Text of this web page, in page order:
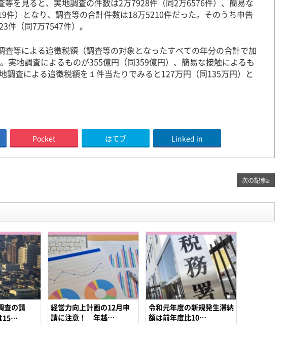
を見ると、実地調査の件数は2万7928件（同2万6576件）、簡易な
件）となり、調査等の合計件数は18万5210件だった。そのうち申告
件（同7万7547件）。
等による追徴税額（調査等の対象となったすべての年分の合計で加
実地調査によるものが355億円（同359億円）、簡易な接触によるも
調査による追徴税額を１件当たりでみると127万円（同135万円）と
Pocket はてブ Linked in
次の記事≥
査の請
15…
経営力向上計画の12月申
請に注意！ 年越…
令和元年度の新規発生滞納
額は前年度比10…